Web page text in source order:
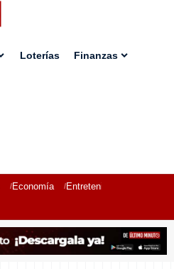
Loterías Finanzas
Economía Entretenimiento